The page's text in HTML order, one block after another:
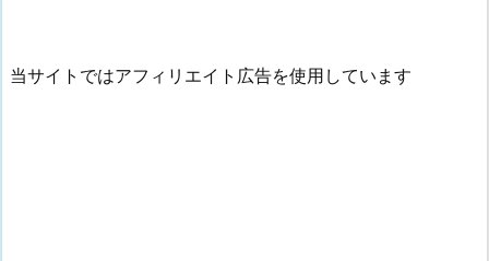
当サイトではアフィリエイト広告を使用しています